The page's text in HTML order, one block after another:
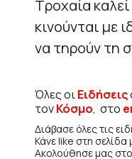
Τροχαία
κινούνται με
να τηρούν τη
Όλες οιΕιδήσεις
τονΚόσμο, στο
Διάβασε όλες τις
Κάνε like στη σελίδα
Ακολούθησε μας στο